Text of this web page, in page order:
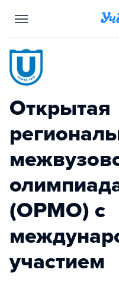
Открытая
(ОРМО) с
участием